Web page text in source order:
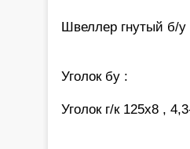
Швеллер гнутый б/
Уголок бу :
Уголок г/к 125х8 ,